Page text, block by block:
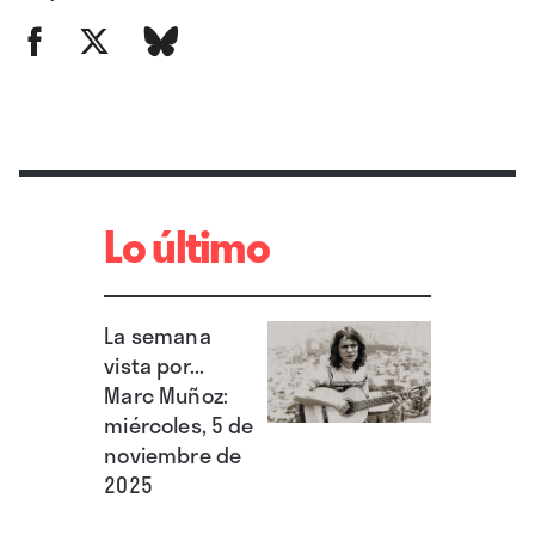
genera también la ambivalencia oscura con
que avanzan y se tensan el relato y sus
de puntos de vista, múltiples reflejos de un
las ficciones cinematográficas americanas
tenían su eje en la convicción de que había
una forma moral que se podía transmitir y
honrar (esto es lo que aún representaría el
cine de Clint Eastwood). Sin embargo, desde el
reaganismo–no por casualidad vemos una
foto de Logan con él en el último capítulo–
Lo último
La semana
vista por...
Marc Muñoz:
miércoles, 5 de
noviembre de
2025